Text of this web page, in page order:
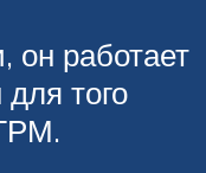
он работает
того